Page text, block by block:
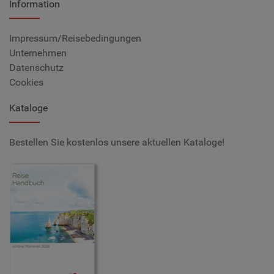
Information
Impressum/Reisebedingungen
Unternehmen
Datenschutz
Cookies
Kataloge
Bestellen Sie kostenlos unsere aktuellen Kataloge!